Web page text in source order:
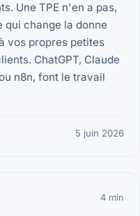
Une TPE n'en a pas,
qui change la donne
vos propres petites
ChatGPT, Claude
n8n, font le travail
5 juin 2026
4 min